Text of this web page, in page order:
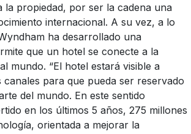
la propiedad, por ser la cadena una
internacional. A su vez, a lo
ha desarrollado una
que un hotel se conecte a la
mundo. “El hotel estará visible a
canales para que pueda ser reservado
del mundo. En este sentido
en los últimos 5 años, 275 millones
orientada a mejorar la